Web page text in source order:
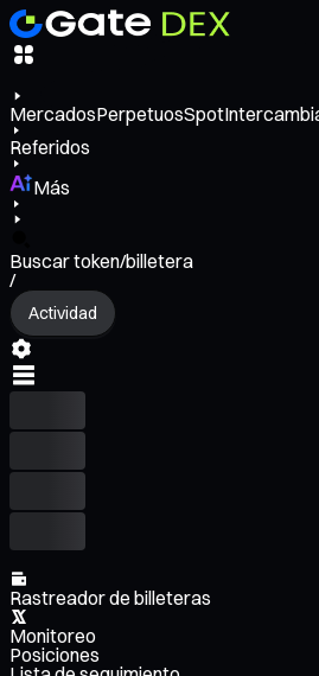
MercadosPerpetuosSpot
Referidos
Más
Buscar token/billetera
/
Actividad
Rastreador de billeteras
Monitoreo
Posiciones